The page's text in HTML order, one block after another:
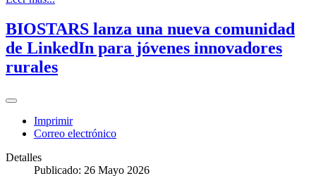
BIOSTARS lanza una nueva comunidad
de LinkedIn para jóvenes innovadores
rurales
Imprimir
Correo electrónico
Detalles
Publicado: 26 Mayo 2026